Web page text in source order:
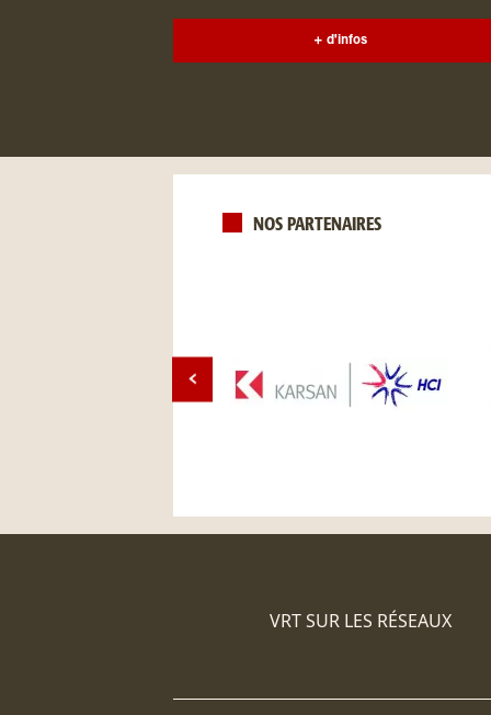
+ d'infos
NOS PARTENAIRES
VRT SUR LES RÉSEAUX